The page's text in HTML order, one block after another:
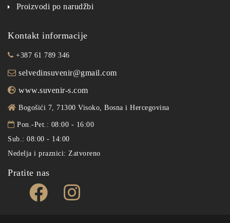
Proizvodi po narudžbi
Kontakt informacije
+387 61 789 346
selvedinsuvenir@gmail.com
www.suvenir-s.com
Bogošići 7, 71300 Visoko, Bosna i Hercegovina
Pon.-Pet.: 08:00 - 16:00
Sub.: 08:00 - 14:00
Nedelja i praznici: Zatvoreno
Pratite nas